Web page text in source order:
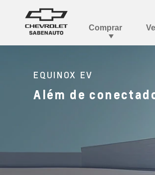
EQUINOX EV
Além de